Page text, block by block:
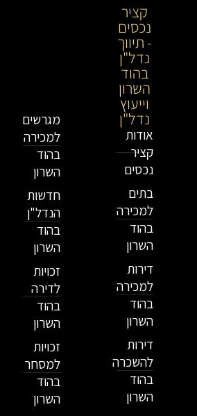
קציר
נכסים
- תיווך
נדל"ן
בהוד
השרון
וייעוץ
נדל"ן
אודות
קציר
נכסים
בתים
למכירה
בהוד
השרון
דירות
למכירה
בהוד
השרון
דירות
להשכרה
בהוד
השרון
מגרשים
למכירה
בהוד
השרון
חדשות
הנדל"ן
בהוד
השרון
זכויות
לדירה
בהוד
השרון
זכויות
למסחר
בהוד
השרון